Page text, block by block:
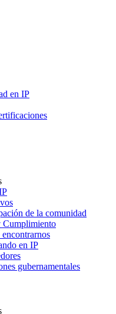
en IP
de la comunidad
Cumplimiento
en IP
gubernamentales